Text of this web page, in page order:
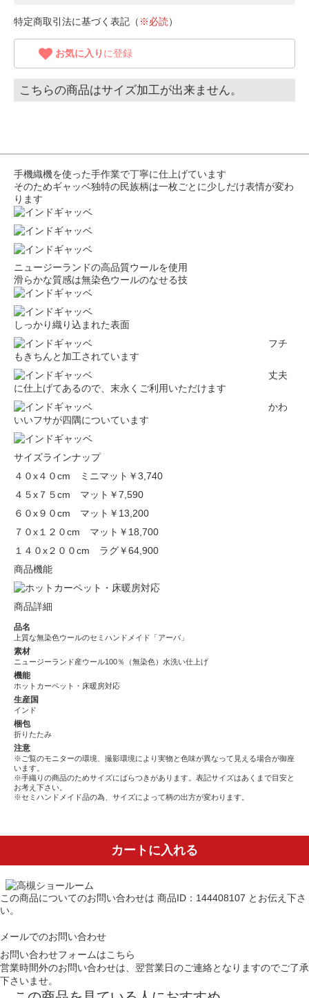
特定商取引法に基づく表記（ ※必読）
お気に入り に登録
こちらの商品はサイズ加工が出来ません。
手機織機を使った手作業で丁寧に仕上げています
そのためギャッベ独特の民族柄は一枚ごとに少しだけ表情が変わ
ります
ニュージーランドの高品質ウールを使用
滑らかな質感は無染色ウールのなせる技
しっかり織り込まれた表面
フチ
もきちんと加工されています
丈夫
に仕上げてあるので、末永くご利用いただけます
かわ
いいフサが四隅についています
サイズラインナップ
４０x４０cm ミニマット ￥3,740
４５x７５cm マット ￥7,590
６０x９０cm マット ￥13,200
７０x１２０cm マット ￥18,700
１４０x２００cm ラグ￥64,900
商品機能
商品詳細
品名
上質な無染色ウールのセミハンドメイド「アーバ」
素材
ニュージーランド産ウール100％（無染色）水洗い仕上げ
機能
ホットカーペット・床暖房対応
生産国
インド
梱包
折りたたみ
注意
※ご覧のモニターの環境、撮影環境により実物と色味が異なって見える場合が御座
います。
※手織りの商品のためサイズにばらつきがあります。表記サイズはあくまで目安と
お考え下さい。
※セミハンドメイド品の為、サイズによって柄の出方が変わります。
カートに入れる
この商品についてのお問い合わせは 商品ID：144408107 とお伝え下さ
い。
メールでのお問い合わせ
お問い合わせフォームはこちら
営業時間外のお問い合わせは、翌営業日のご連絡となりますのでご了承
下さいませ。